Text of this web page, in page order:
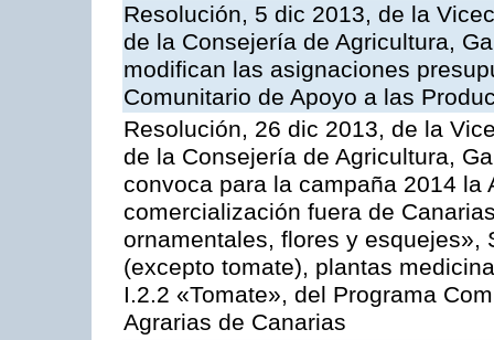
Resolución, 5 dic 2013, de la
de la Consejería de Agricultura,
modifican las asignaciones
Comunitario de Apoyo a las
Resolución, 26 dic 2013, de la
de la Consejería de Agricultura,
convoca para la campaña 2014 la
comercialización fuera de
ornamentales, flores y esquejes»,
(excepto tomate), plantas
I.2.2 «Tomate», del Programa
Agrarias de Canarias